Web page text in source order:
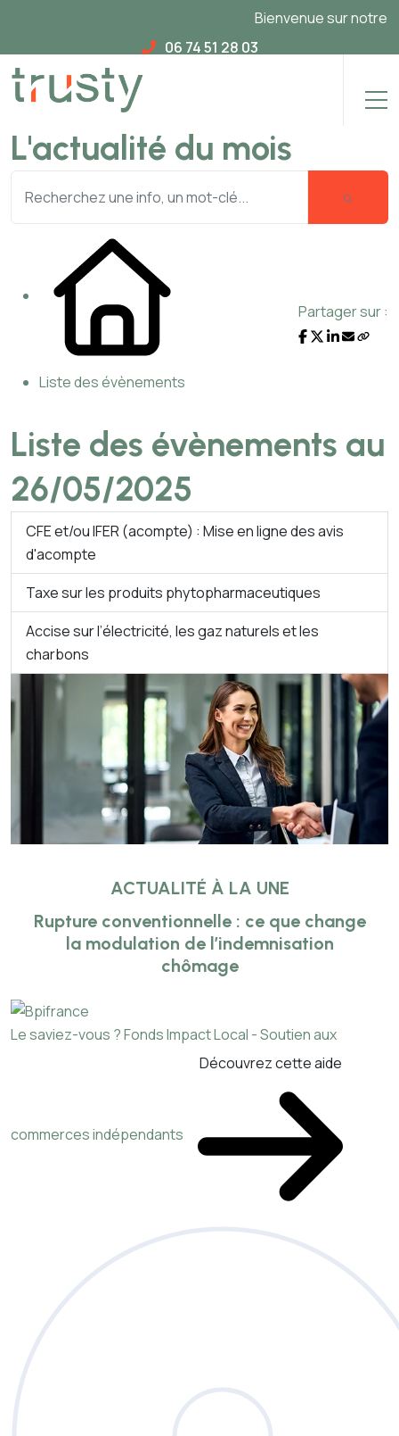
Bienvenue sur notre
06 74 51 28 03
L'actualité du mois
Liste des évènements
Partager sur :
Liste des évènements au
26/05/2025
CFE et/ou IFER (acompte) : Mise en ligne des avis
d'acompte
Taxe sur les produits phytopharmaceutiques
Accise sur l’électricité, les gaz naturels et les
charbons
ACTUALITÉ À LA UNE
Rupture conventionnelle : ce que change
la modulation de l’indemnisation
chômage
Le saviez-vous ?Fonds Impact Local - Soutien aux
commerces indépendants
Découvrez cette aide